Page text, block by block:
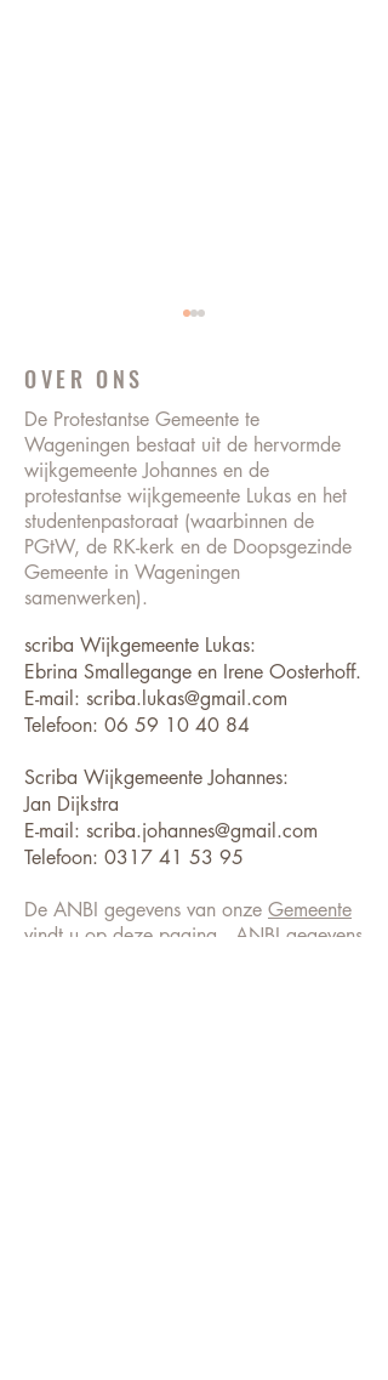
Vacatures wijkgemeente
Lukas
OVER ONS
De Protestantse Gemeente te
Wageningen bestaat uit de hervormde
wijkgemeente Johannes en de
protestantse wijkgemeente Lukas en het
studentenpastoraat (waarbinnen de
PGtW, de RK-kerk en de Doopsgezinde
Gemeente in Wageningen
samenwerken).
scriba Wijkgemeente Lukas:
Ebrina Smallegange en Irene Oosterhoff.
E-mail: scriba.lukas@gmail.com
Telefoon: 06 59 10 40 84
Scriba Wijkgemeente Johannes:
Jan Dijkstra
E-mail: scriba.johannes@gmail.com
Telefoon: 0317 41 53 95
De ANBI gegevens van onze Gemeente
vindt u op deze pagina
ANBI gegevens